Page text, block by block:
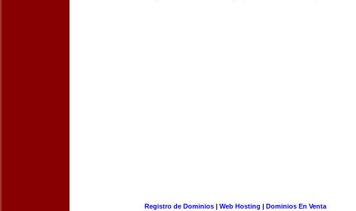
Registro de Dominios| Web Hosting | Dominios En Venta